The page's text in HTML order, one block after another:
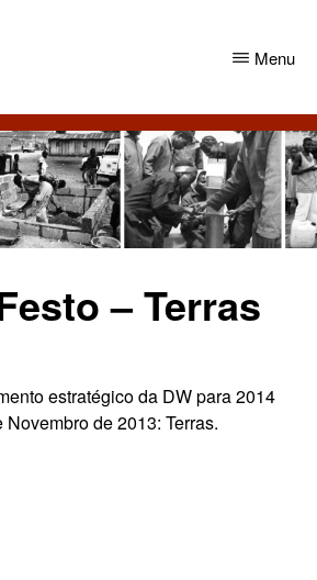
Menu
– Terras
estratégico da DWpara 2014
Novembrode 2013: Terras.